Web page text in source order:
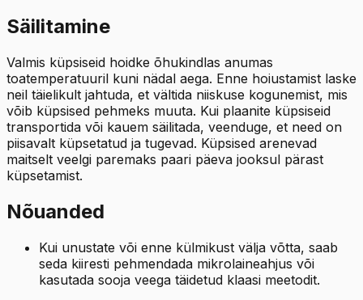
Säilitamine
Valmis küpsiseid hoidke õhukindlas anumas
toatemperatuuril kuni nädal aega. Enne hoiustamist laske
neil täielikult jahtuda, et vältida niiskuse kogunemist, mis
võib küpsised pehmeks muuta. Kui plaanite küpsiseid
transportida või kauem säilitada, veenduge, et need on
piisavalt küpsetatud ja tugevad. Küpsised arenevad
maitselt veelgi paremaks paari päeva jooksul pärast
küpsetamist.
Nõuanded
Kui unustate või enne külmikust välja võtta, saab
seda kiiresti pehmendada mikrolaineahjus või
kasutada sooja veega täidetud klaasi meetodit.